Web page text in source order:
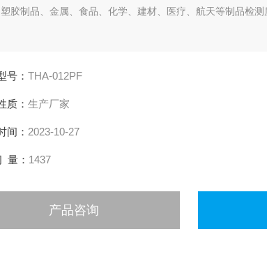
胶制品、金属、食品、化学、建材、医疗、航天等制品检测
号： THA-012PF
质： 生产厂家
间： 2023-10-27
量： 1437
产品咨询